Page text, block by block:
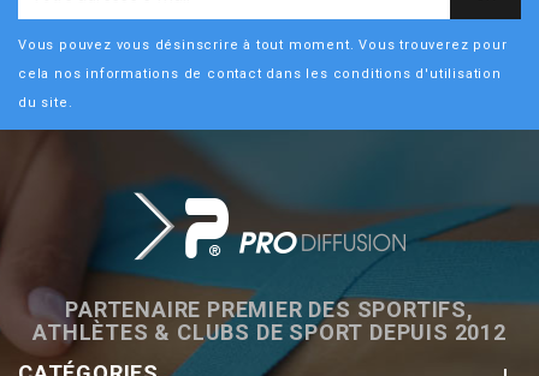
Vous pouvez vous désinscrire à tout moment. Vous trouverez pour
cela nos informations de contact dans les conditions d'utilisation
du site.
PARTENAIRE PREMIER DES SPORTIFS,
ATHLÈTES & CLUBS DE SPORT DEPUIS 2012